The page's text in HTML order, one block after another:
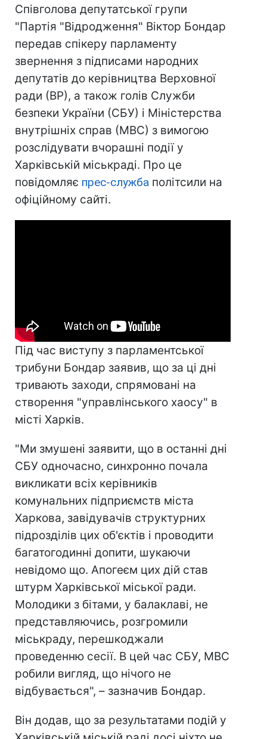
Співголова депутатської групи
"Партія "Відродження" Віктор Бондар
передав спікеру парламенту
звернення з підписами народних
депутатів до керівництва Верховної
ради (ВР), а також голів Служби
безпеки України (СБУ) і Міністерства
внутрішніх справ (МВС) з вимогою
розслідувати вчорашні події у
Харківській міськраді. Про це
повідомляє прес-служба політсили на
офіційному сайті.
Під час виступу з парламентської
трибуни Бондар заявив, що за ці дні
тривають заходи, спрямовані на
створення "управлінського хаосу" в
місті Харків.
"Ми змушені заявити, що в останні дні
СБУ одночасно, синхронно почала
викликати всіх керівників
комунальних підприємств міста
Харкова, завідувачів структурних
підрозділів цих об'єктів і проводити
багатогодинні допити, шукаючи
невідомо що. Апогеєм цих дій став
штурм Харківської міської ради.
Молодики з бітами, у балаклаві, не
представляючись, розгромили
міськраду, перешкоджали
проведенню сесії. В цей час СБУ, МВС
робили вигляд, що нічого не
відбувається", – зазначив Бондар.
Він додав, що за результатами подій у